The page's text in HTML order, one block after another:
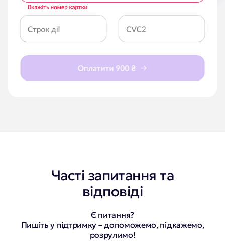
Часті запитання та
відповіді
Є питання?
Пишіть у підтримку – допоможемо, підкажемо,
розрулимо!